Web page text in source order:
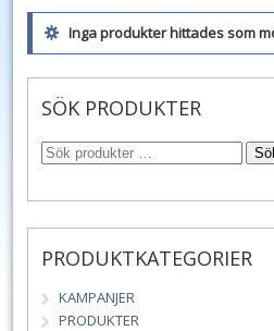
Inga produkter hittades som
SÖK PRODUKTER
PRODUKTKATEGORIER
KAMPANJER
PRODUKTER